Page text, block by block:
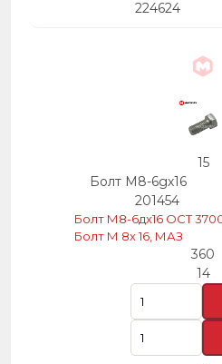
224624
15
Болт М8-6gх16
201454
Болт М8-6дх16 ОСТ
Болт М 8х 16, МАЗ
360
14